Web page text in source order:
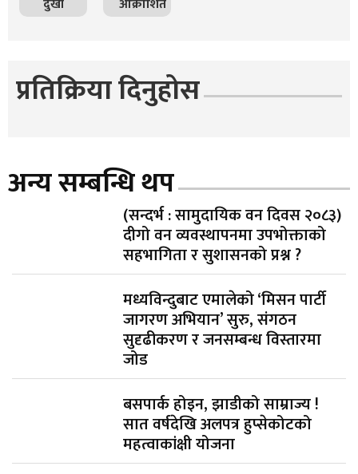
प्रतिक्रिया दिनुहोस
अन्य सम्बन्धि थप
(सन्दर्भ : सामुदायिक वन दिवस २०८३)
दीगो वन व्यवस्थापनमा उपभोक्ताको
सहभागिता र सुशासनको प्रश्न ?
मध्यविन्दुबाट एमालेको ‘मिसन पार्टी
जागरण अभियान’ सुरु, संगठन
सुदृढीकरण र जनसम्बन्ध विस्तारमा
जोड
बसपार्क होइन, झाडीको साम्राज्य !
सात वर्षदेखि अलपत्र हुप्सेकोटको
महत्वाकांक्षी योजना